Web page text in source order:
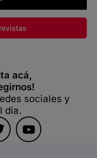
acá,
sociales y
día.